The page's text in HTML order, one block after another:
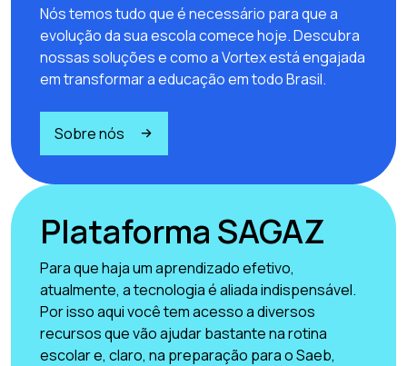
Nós temos tudo que é necessário para que a
evolução da sua escola comece hoje. Descubra
nossas soluções e como a Vortex está engajada
em transformar a educação em todo Brasil.
Sobre nós
Plataforma SAGAZ
Para que haja um aprendizado efetivo,
atualmente, a tecnologia é aliada indispensável.
Por isso aqui você tem acesso a diversos
recursos que vão ajudar bastante na rotina
escolar e, claro, na preparação para o Saeb,